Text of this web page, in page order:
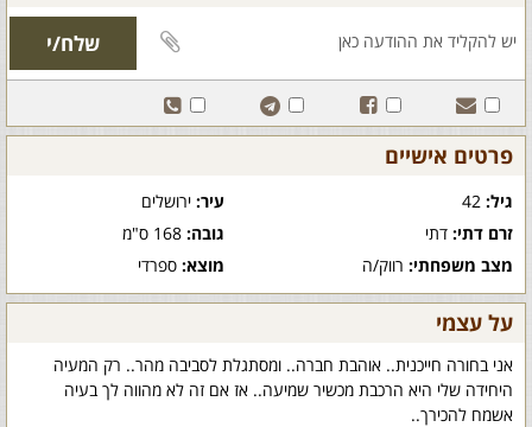
פרטים אישיים
גיל: עיר:ירושלים
זרם דתי: דתי גובה:168 ס"מ
מצב משפחתי: רווק/ה מוצא:ספרדי
על עצמי
אני בחורה חייכנית.. אוהבת חברה.. ומסתגלת לסביבה מהר.. רק המעיה
היחידה שלי היא הרכבת מכשיר שמיעה.. אז אם זה לא מהווה לך בעיה
אשמח להכירך..